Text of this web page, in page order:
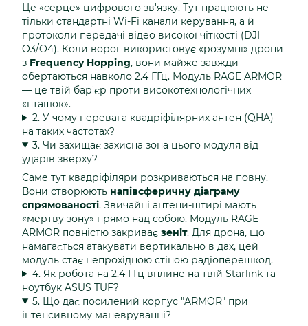
Це «серце» цифрового зв'язку. Тут працюють не
тільки стандартні Wi-Fi канали керування, а й
протоколи передачі відео високої чіткості (DJI
O3/O4). Коли ворог використовує «розумні» дрони
з Frequency Hopping, вони майже завжди
обертаються навколо 2.4 ГГц. Модуль RAGE ARMOR
— це твій бар'єр проти високотехнологічних
«пташок».
2. У чому перевага квадріфілярних антен (QHA)
на таких частотах?
3. Чи захищає захисна зона цього модуля від
ударів зверху?
Саме тут квадріфіляри розкриваються на повну.
Вони створюють напівсферичну діаграму
спрямованості. Звичайні антени-штирі мають
«мертву зону» прямо над собою. Модуль RAGE
ARMOR повністю закриває зеніт. Для дрона, що
намагається атакувати вертикально в дах, цей
модуль стає непрохідною стіною радіоперешкод.
4. Як робота на 2.4 ГГц вплине на твій Starlink та
ноутбук ASUS TUF?
5. Що дає посилений корпус "ARMOR" при
інтенсивному маневруванні?